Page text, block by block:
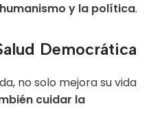
humanismo y la política.
Democrática
no solo mejora su vida
cuidar la